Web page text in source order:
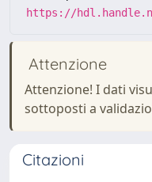
https://
Attenzione
Attenzione! I dati
sottoposti a
Citazioni